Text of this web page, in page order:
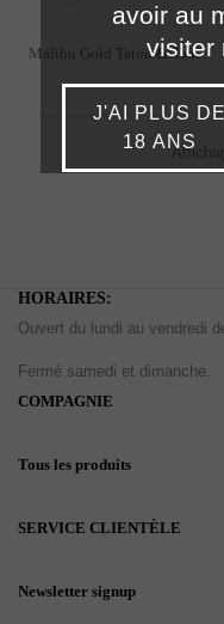
Malibu Gold Tatoo & Tan...
HORAIRES:
Ouvert du lundi au vendredi
Fermé samedi et dimanche.
COMPAGNIE
Tous les produits
SERVICE CLIENTÈLE
Newsletter signup
avoir au
visiter
J'AI PLUS DE
18 ANS